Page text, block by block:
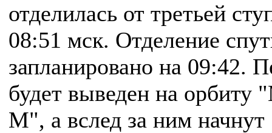
отделилась от третьей
08:51 мск. Отделение
запланировано на 09:42.
будет выведен на орбиту
М", а вслед за ним начнут